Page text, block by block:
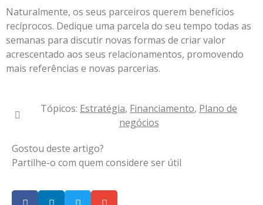
Naturalmente, os seus parceiros querem benefícios
recíprocos. Dedique uma parcela do seu tempo todas as
semanas para discutir novas formas de criar valor
acrescentado aos seus relacionamentos, promovendo
mais referências e novas parcerias.
Tópicos: Estratégia, Financiamento, Plano de
negócios
Gostou deste artigo?
Partilhe-o com quem considere ser útil